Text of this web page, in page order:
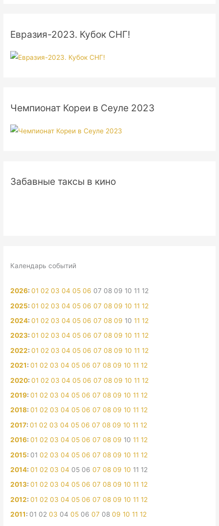
Евразия-2023. Кубок СНГ!
Чемпионат Кореи в Сеуле 2023
Забавные таксы в кино
Календарь событий
2026:01 02 03 04 05 06 07 08 09 10 11 12
2025:01 02 03 04 05 06 07 08 09 10 11 12
2024:01 02 03 04 05 06 07 08 09 10 11 12
2023:01 02 03 04 05 06 07 08 09 10 11 12
2022:01 02 03 04 05 06 07 08 09 10 11 12
2021:01 02 03 04 05 06 07 08 09 10 11 12
2020:01 02 03 04 05 06 07 08 09 10 11 12
2019:01 02 03 04 05 06 07 08 09 10 11 12
2018:01 02 03 04 05 06 07 08 09 10 11 12
2017:01 02 03 04 05 06 07 08 09 10 11 12
2016:01 02 03 04 05 06 07 08 09 10 11 12
2015: 01 02 03 04 05 06 07 08 09 10 11 12
2014:01 02 03 04 05 06 07 08 09 10 11 12
2013:01 02 03 04 05 06 07 08 09 10 11 12
2012:01 02 03 04 05 06 07 08 09 10 11 12
2011: 01 02 03 04 05 06 07 08 09 10 11 12